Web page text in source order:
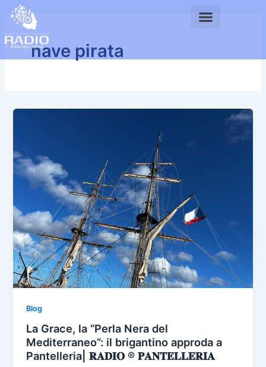
contenuto
nave pirata
Blog
La Grace, la “Perla Nera del
Mediterraneo”: il brigantino approda a
Pantelleria| 𝐑𝐀𝐃𝐈𝐎 ® 𝐏𝐀𝐍𝐓𝐄𝐋𝐋𝐄𝐑𝐈𝐀